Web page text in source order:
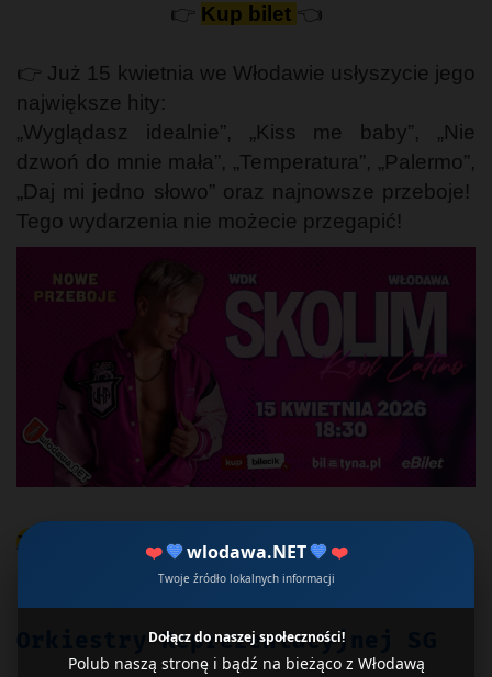
❤️ 💙wlodawa.NET 💙❤️
Twoje źródło lokalnych informacji
Dołącz do naszej społeczności!
Polub naszą stronę i bądź na bieżąco z Włodawą
👉 Kup bilet 👈
👉 Już 15 kwietnia we Włodawie usłyszycie jego
największe hity:
„Wyglądasz idealnie”, „Kiss me baby”, „Nie
dzwoń do mnie mała”, „Temperatura”, „Palermo”,
„Daj mi jedno słowo” oraz najnowsze przeboje!
Tego wydarzenia nie możecie przegapić!
Zobacz również:.
Region: Koncert Charytatywny
Orkiestry Reprezentacyjnej SG